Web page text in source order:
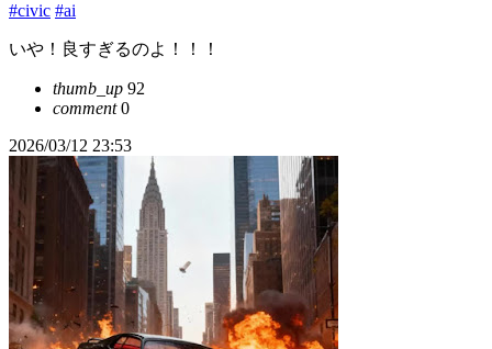
#civic #ai
いや！良すぎるのよ！！！
thumb_up 92
comment0
2026/03/12 23:53